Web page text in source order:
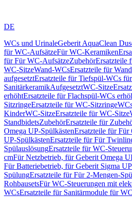
DE
WCs und UrinaleGeberit AquaClean
für WC-AufsätzeFür WC-Keramiken
für Für WC-AufsätzeZubehörErsatzteile
WC-SitzeWand-WCsErsatzteile für
aufgesetztErsatzteile für Tiefspül-WCs
SanitärkeramikAufgesetztWC-Sitze
erhöhtErsatzteile für Flachspül-WCs
SitzringeErsatzteile für WC-Sitzringe
KinderWC-SitzeErsatzteile für WC-Sitze
StandbidetsZubehörErsatzteile für
Omega UP-SpülkästenErsatzteile für Für
UP-SpülkästenErsatzteile für Für
SpülauslösungErsatzteile für WC-
cmFür Netzbetrieb, für Geberit Omega
Für Batteriebetrieb, für Geberit Sigma
SpülungErsatzteile für Für 2-Mengen-
RohbausetsFür WC-Steuerungen mit
WCsErsatzteile für Sanitärmodule für